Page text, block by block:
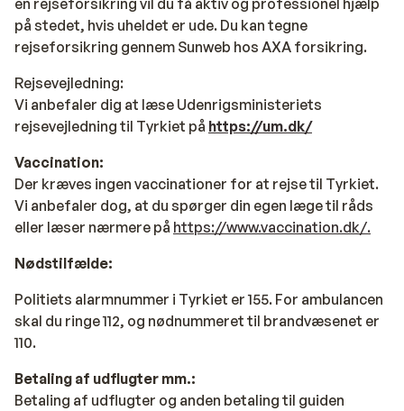
på stedet, hvis uheldet er ude. Du kan tegne
rejseforsikring gennem Sunweb hos AXA forsikring.
Rejsevejledning:
Vi anbefaler dig at læse Udenrigsministeriets
rejsevejledning til Tyrkiet på https://um.dk/
Vaccination:
Der kræves ingen vaccinationer for at rejse til Tyrkiet.
Vi anbefaler dog, at du spørger din egen læge til råds
eller læser nærmere på https://www.vaccination.dk/.
Nødstilfælde:
Politiets alarmnummer i Tyrkiet er 155. For ambulancen
skal du ringe 112, og nødnummeret til brandvæsenet er
110.
Betaling af udflugter mm.:
Betaling af udflugter og anden betaling til guiden